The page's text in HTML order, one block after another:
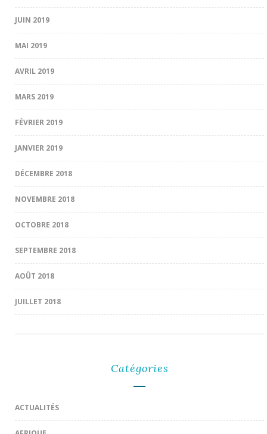
JUIN 2019
MAI 2019
AVRIL 2019
MARS 2019
FÉVRIER 2019
JANVIER 2019
DÉCEMBRE 2018
NOVEMBRE 2018
OCTOBRE 2018
SEPTEMBRE 2018
AOÛT 2018
JUILLET 2018
Catégories
ACTUALITÉS